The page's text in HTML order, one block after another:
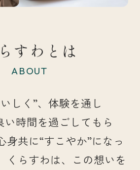
すわとは
ABOUT
しく”、体験を通し
い時間を過ごしてもら
身共に“すこやか”になっ
くらすわは、この想いを